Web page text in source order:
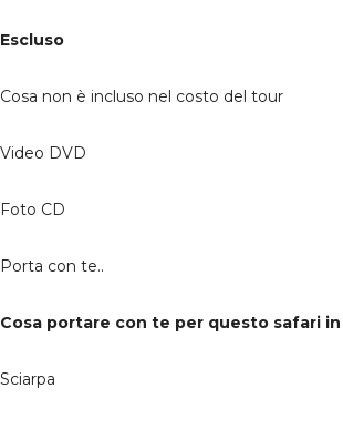
Escluso
Cosa non è incluso nel costo del tour
Video DVD
Foto CD
Porta con te..
Cosa portare con te per questo safari in
Sciarpa